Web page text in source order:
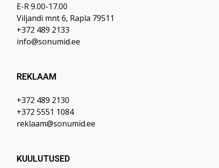
E-R 9.00-17.00
Viljandi mnt 6, Rapla 79511
+372 489 2133
info@sonumid.ee
REKLAAM
+372 489 2130
+372 5551 1084
reklaam@sonumid.ee
KUULUTUSED